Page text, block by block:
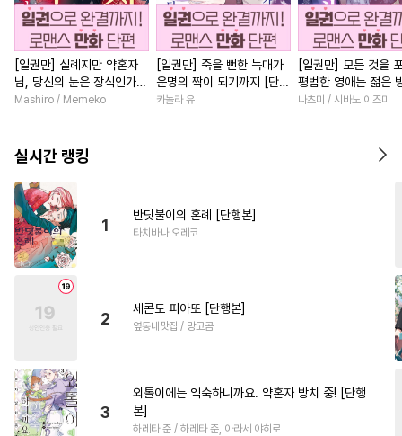
[일권만] 실례지만 약혼자
님, 당신의 눈은 장식인가
요? [단행본]
Mashiro / Memeko
[일권만] 죽을 뻔한 늑대가
운명의 짝이 되기까지 [단행
본]
카놀라 유
[일권만] 모든 것을
평범한 영애는 젊은
총애를 받는다 [단행
나츠미 / 시바노 이즈미
실시간 랭킹
1
반딧불이의 혼례 [단행본]
타치바나 오레코
2
세콘도 피아또 [단행본]
옆동네맛집 / 망고곰
3
외톨이에는 익숙하니까요. 약혼자 방치 중! [단행
본]
하레타 준 / 하레타 준, 아라세 야히로